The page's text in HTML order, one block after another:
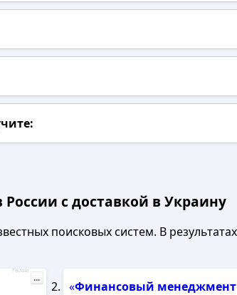
с доставкой в Украину
поисковых систем. В
Реклама
...
«Финансовый менеджмент